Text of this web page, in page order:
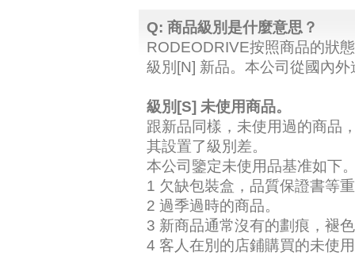
Q: 商品級別是什麼意思？
RODEODRIVE按照商品的狀
級別[N] 新品。本公司從國內
級別[S] 未使用商品。
跟新品同樣，未使用過的商品
其設置了級別差。
本公司鑒定未使用品基准如下
1 欠缺包裝盒，品質保證書等
2 過季過時的商品。
3 新商品通常沒有的劃痕，褪
4 客人在別的店鋪購買的未使